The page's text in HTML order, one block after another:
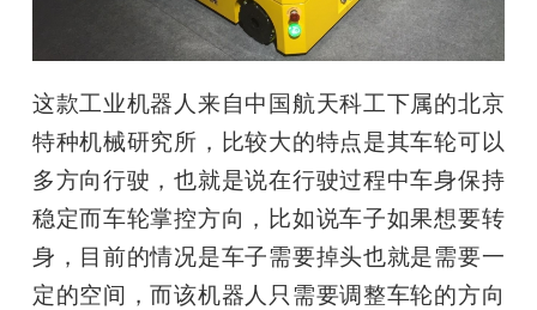
这款工业机器人来自中国航天科工下属的北京
特种机械研究所，比较大的特点是其车轮可以
多方向行驶，也就是说在行驶过程中车身保持
稳定而车轮掌控方向，比如说车子如果想要转
身，目前的情况是车子需要掉头也就是需要一
定的空间，而该机器人只需要调整车轮的方向